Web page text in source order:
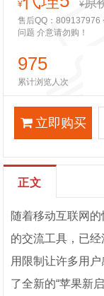
¥ ¥原
售后QQ：809137976
问题 介意请勿购！
975
累计浏览人次
立即购买
正文
随着移动互联网
的交流工具，已
用限制让许多用
了全新的“苹果新